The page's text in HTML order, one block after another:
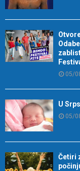
05/
U
05/
Četiri